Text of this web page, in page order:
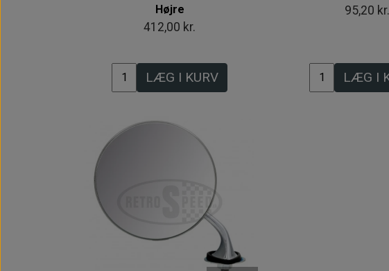
Højre
412,00 kr.
LÆG I KURV
95,20 kr.
LÆG I